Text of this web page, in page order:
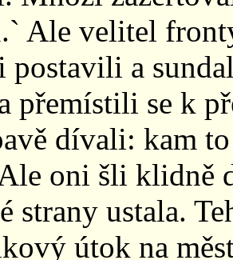
Ale velitel
postavili a
přemístili se k
dívali: kam
oni šli klidně
strany ustala.
útok na